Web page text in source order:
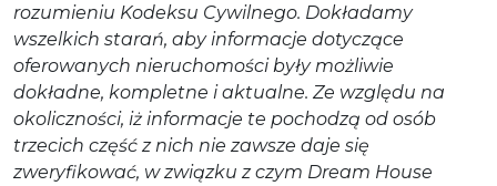
rozumieniu Kodeksu Cywilnego. Dokładamy
wszelkich starań, aby informacje dotyczące
oferowanych nieruchomości były możliwie
dokładne, kompletne i aktualne. Ze względu na
okoliczności, iż informacje te pochodzą od osób
trzecich część z nich nie zawsze daje się
zweryfikować, w związku z czym Dream House